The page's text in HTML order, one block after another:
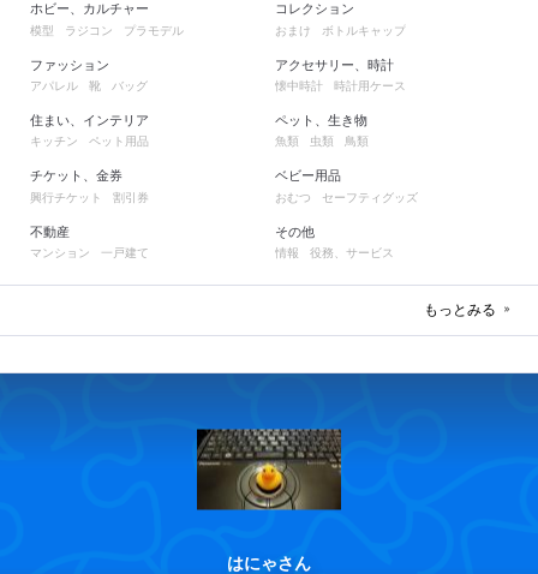
ホビー、カルチャー
模型 ラジコン プラモデル
ファッション
アパレル 靴 バッグ
住まい、インテリア
キッチン ペット用品
チケット、金券
興行チケット 割引券
不動産
マンション 一戸建て
コレクション
おまけ ボトルキャップ
アクセサリー、時計
懐中時計 時計用ケース
ペット、生き物
魚類 虫類 鳥類
ベビー用品
おむつ セーフティグッズ
その他
情報 役務、サービス
もっとみる
はにゃさん